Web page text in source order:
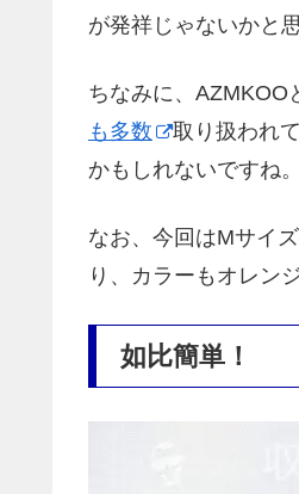
が発祥じゃないかと
ちなみに、AZMKOO
も多数
取り扱われ
かもしれないですね。
なお、今回はMサイ
り、カラーもオレン
如比簡単！